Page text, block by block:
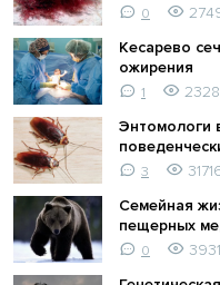
0
Кесарево
ожирения
1
Энтомологи
3
Семейная
пещерных
0